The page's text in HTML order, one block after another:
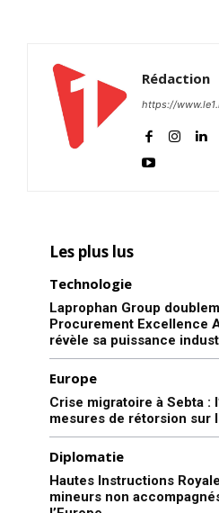
S'ABONNER
Insight
À propos
Nous contacter
Formules d’abonnement
Rédaction
https://
Les plus lus
Technologie
Laprophan Group
Procurement Excellence
révèle sa puissance
Europe
Crise migratoire à Sebta :
mesures de rétorsion sur
Diplomatie
Hautes Instructions
mineurs non